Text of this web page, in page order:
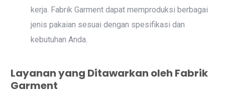
kerja. Fabrik Garment dapat memproduksi berbagai
jenis pakaian sesuai dengan spesifikasi dan
kebutuhan Anda.
Layanan yang Ditawarkan oleh Fabrik
Garment